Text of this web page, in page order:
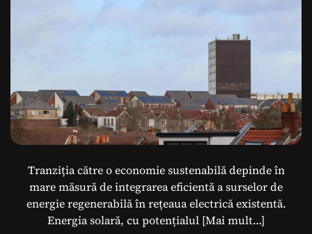
Tranziția către o economie sustenabilă depinde în
mare măsură de integrarea eficientă a surselor de
energie regenerabilă în rețeaua electrică existentă.
Energia solară, cu potențialul [Mai mult…]